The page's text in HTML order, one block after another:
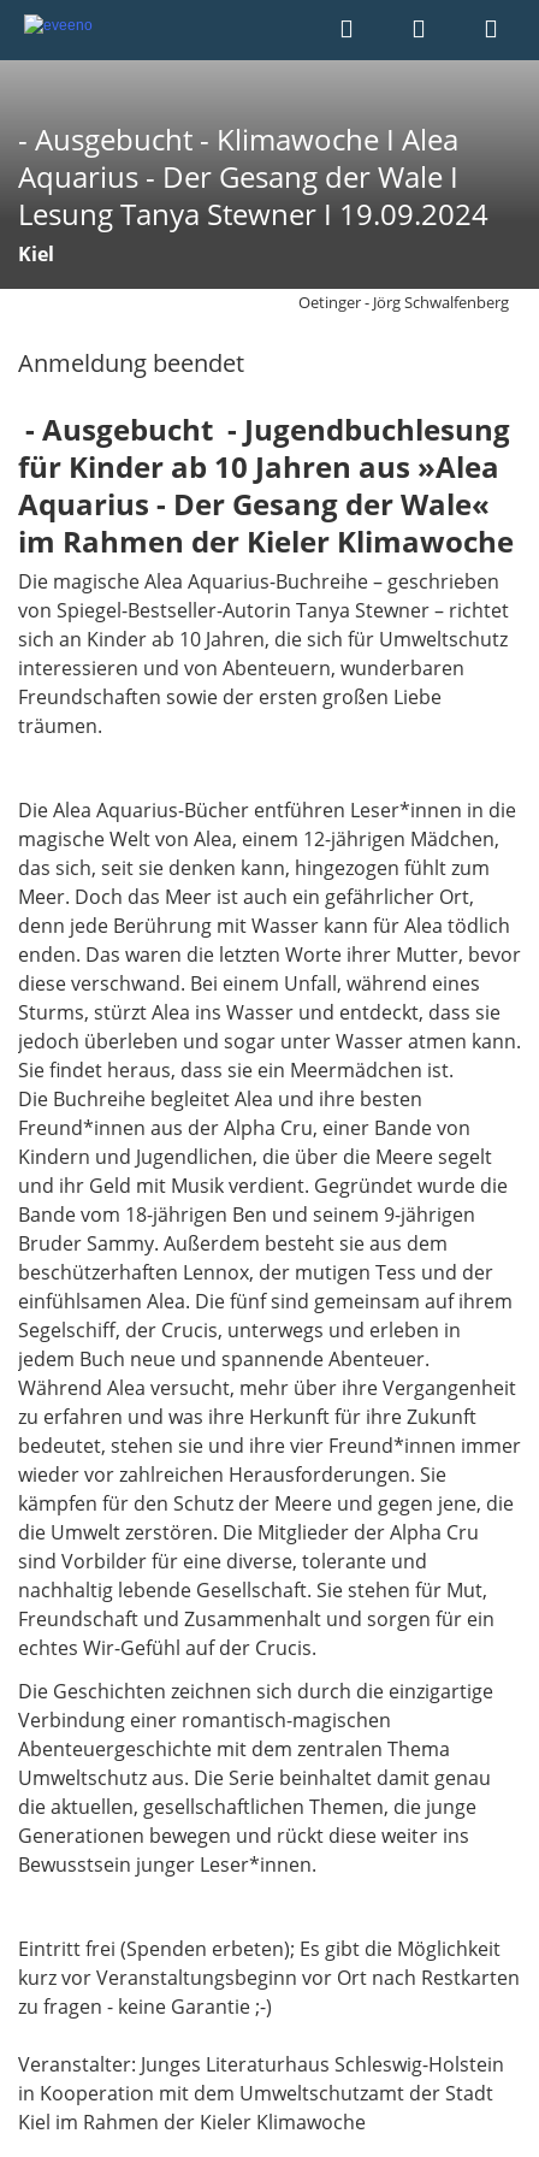
- Ausgebucht - Klimawoche I Alea
Aquarius - Der Gesang der Wale I
Lesung Tanya Stewner I 19.09.2024
Kiel
Oetinger - Jörg Schwalfenberg
Anmeldung beendet
- Ausgebucht - Jugendbuchlesung
für Kinder ab 10 Jahren aus »Alea
Aquarius - Der Gesang der Wale«
im Rahmen der Kieler Klimawoche
Die magische Alea Aquarius-Buchreihe – geschrieben
von Spiegel-Bestseller-Autorin Tanya Stewner – richtet
sich an Kinder ab 10 Jahren, die sich für Umweltschutz
interessieren und von Abenteuern, wunderbaren
Freundschaften sowie der ersten großen Liebe
träumen.
Die Alea Aquarius-Bücher entführen Leser*innen in die
magische Welt von Alea, einem 12-jährigen Mädchen,
das sich, seit sie denken kann, hingezogen fühlt zum
Meer. Doch das Meer ist auch ein gefährlicher Ort,
denn jede Berührung mit Wasser kann für Alea tödlich
enden. Das waren die letzten Worte ihrer Mutter, bevor
diese verschwand. Bei einem Unfall, während eines
Sturms, stürzt Alea ins Wasser und entdeckt, dass sie
jedoch überleben und sogar unter Wasser atmen kann.
Sie findet heraus, dass sie ein Meermädchen ist.
Die Buchreihe begleitet Alea und ihre besten
Freund*innen aus der Alpha Cru, einer Bande von
Kindern und Jugendlichen, die über die Meere segelt
und ihr Geld mit Musik verdient. Gegründet wurde die
Bande vom 18-jährigen Ben und seinem 9-jährigen
Bruder Sammy. Außerdem besteht sie aus dem
beschützerhaften Lennox, der mutigen Tess und der
einfühlsamen Alea. Die fünf sind gemeinsam auf ihrem
Segelschiff, der Crucis, unterwegs und erleben in
jedem Buch neue und spannende Abenteuer.
Während Alea versucht, mehr über ihre Vergangenheit
zu erfahren und was ihre Herkunft für ihre Zukunft
bedeutet, stehen sie und ihre vier Freund*innen immer
wieder vor zahlreichen Herausforderungen. Sie
kämpfen für den Schutz der Meere und gegen jene, die
die Umwelt zerstören. Die Mitglieder der Alpha Cru
sind Vorbilder für eine diverse, tolerante und
nachhaltig lebende Gesellschaft. Sie stehen für Mut,
Freundschaft und Zusammenhalt und sorgen für ein
echtes Wir-Gefühl auf der Crucis.
Die Geschichten zeichnen sich durch die einzigartige
Verbindung einer romantisch-magischen
Abenteuergeschichte mit dem zentralen Thema
Umweltschutz aus. Die Serie beinhaltet damit genau
die aktuellen, gesellschaftlichen Themen, die junge
Generationen bewegen und rückt diese weiter ins
Bewusstsein junger Leser*innen.
Eintritt frei (Spenden erbeten); Es gibt die Möglichkeit
kurz vor Veranstaltungsbeginn vor Ort nach Restkarten
zu fragen - keine Garantie ;-)
Veranstalter: Junges Literaturhaus Schleswig-Holstein
in Kooperation mit dem Umweltschutzamt der Stadt
Kiel im Rahmen der Kieler Klimawoche